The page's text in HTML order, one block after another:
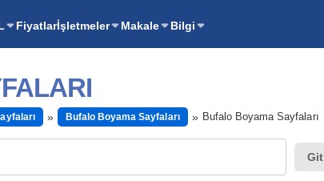
Fiyatlarİşletmeler Makale Bilgi
Bufalo Boyama Sayfaları Bufalo Boyama Sayfaları
Git